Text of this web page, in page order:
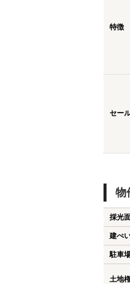
特徴
セー
物
採光
建ぺ
駐車
土地